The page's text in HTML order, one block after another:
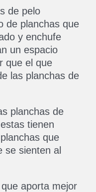
de pelo
de planchas que
y enchufe
un espacio
que el que
las planchas de
planchas de
tienen
que
se sienten al
aporta mejor